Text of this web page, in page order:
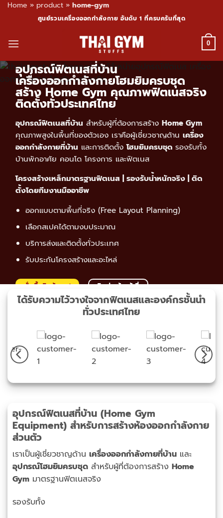
Home » product » home-gym
content
ศูนย์รวมเครื่องออกกำลังกาย อันดับ 1 ที่ครบครันที่สุด
0
อุปกรณ์ฟิตเนสที่บ้าน
เครื่องออกกำลังกายโฮมยิมครบชุด
สร้าง Home Gym คุณภาพฟิตเนสจริง
ติดตั้งทั่วประเทศไทย
อุปกรณ์ฟิตเนสที่บ้าน สำหรับผู้ที่ต้องการสร้างHome Gym
คุณภาพสูงในพื้นที่ของตัวเอง เราคือผู้เชี่ยวชาญด้านเครื่อง
ออกกำลังกายที่บ้าน และการติดตั้งโฮมยิมครบชุดรองรับทั้ง
บ้านพักอาศัย คอนโด โครงการ และฟิตเนส
โครงสร้างเหล็กมาตรฐานฟิตเนส | รองรับน้ำหนักจริง | ติด
ตั้งโดยทีมงานมืออาชีพ
ออกแบบตามพื้นที่จริง (Free Layout Planning)
เลือกสเปคได้ตามงบประมาณ
บริการส่งและติดตั้งทั่วประเทศ
รับประกันโครงสร้างและอะไหล่
สั่งซื้อสินค้าเลย! ติดต่อเจ้าหน้าที่
ได้รับความไว้วางใจจากฟิตเนสและองค์กรชั้นนำ
ทั่วประเทศไทย
อุปกรณ์ฟิตเนสที่บ้าน (Home Gym
Equipment) สำหรับการสร้างห้องออกกำลังกาย
ส่วนตัว
เราเป็นผู้เชี่ยวชาญด้าน เครื่องออกกำลังกายที่บ้าน และ
อุปกรณ์โฮมยิมครบชุด สำหรับผู้ที่ต้องการสร้าง Home
Gym มาตรฐานฟิตเนสจริง
รองรับทั้ง